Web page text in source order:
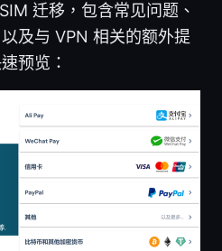
迁移，包含常见问题、
及与 VPN 相关的额外提
预览：